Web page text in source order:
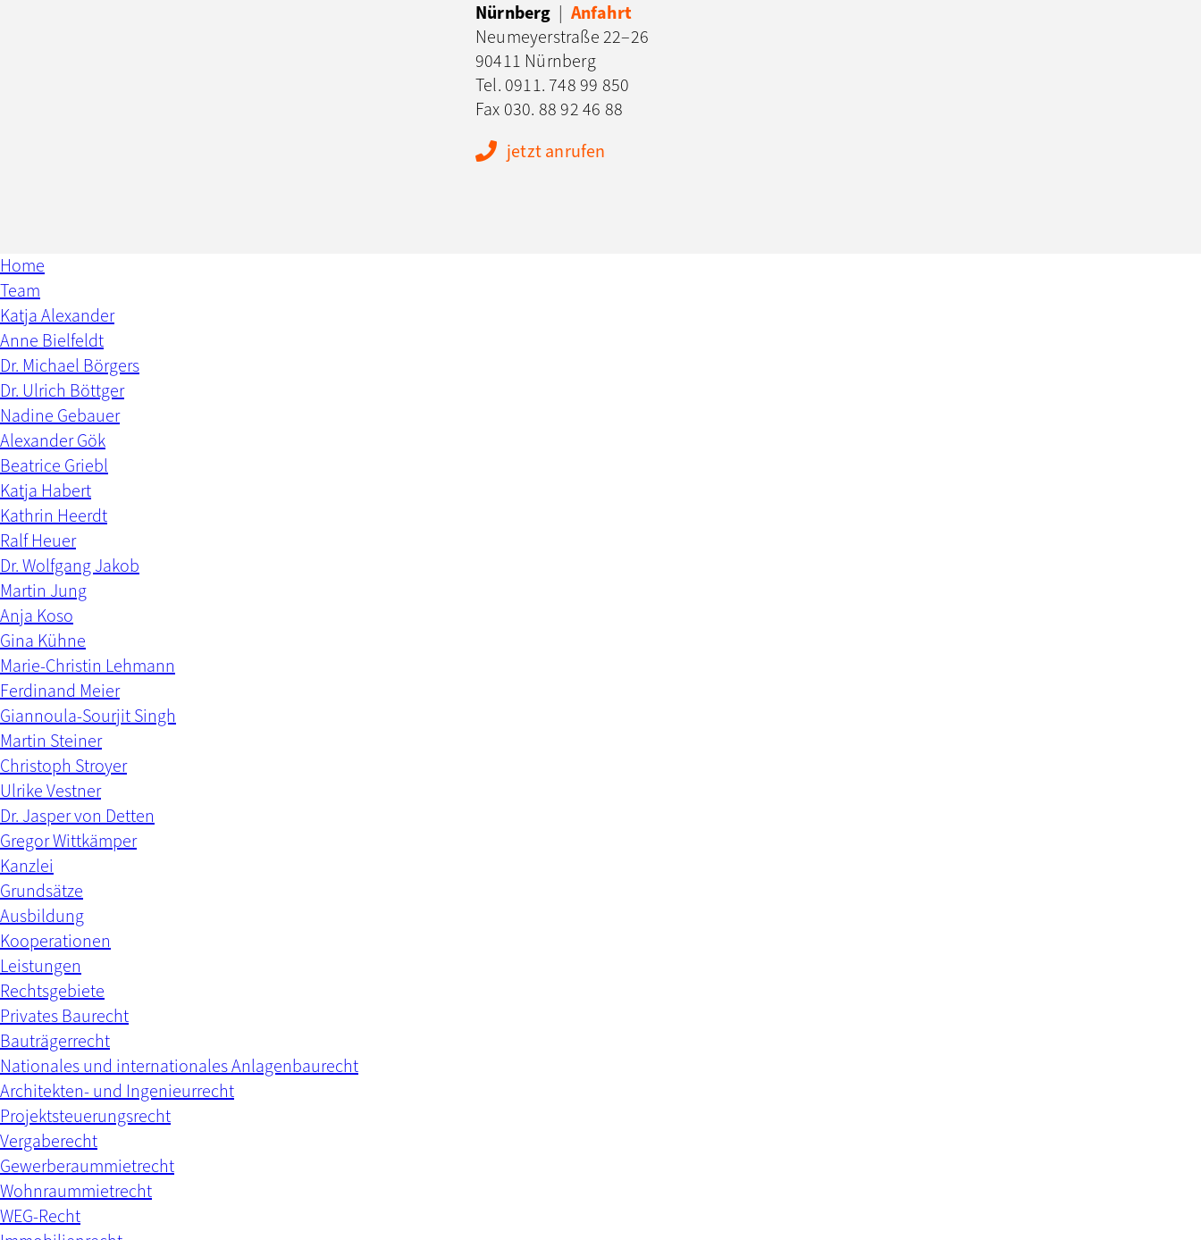
Nürnberg | Anfahrt
Neumeyerstraße 22–26
90411 Nürnberg
Tel. 0911. 748 99 850
Fax 030. 88 92 46 88
jetzt anrufen
Home
Team
Katja Alexander
Anne Bielfeldt
Dr. Michael Börgers
Dr. Ulrich Böttger
Nadine Gebauer
Alexander Gök
Beatrice Griebl
Katja Habert
Kathrin Heerdt
Ralf Heuer
Dr. Wolfgang Jakob
Martin Jung
Anja Koso
Gina Kühne
Marie-Christin Lehmann
Ferdinand Meier
Giannoula-Sourjit Singh
Martin Steiner
Christoph Stroyer
Ulrike Vestner
Dr. Jasper von Detten
Gregor Wittkämper
Kanzlei
Grundsätze
Ausbildung
Kooperationen
Leistungen
Rechtsgebiete
Privates Baurecht
Bauträgerrecht
Nationales und internationales Anlagenbaurecht
Architekten- und Ingenieurrecht
Projektsteuerungsrecht
Vergaberecht
Gewerberaummietrecht
Wohnraummietrecht
WEG-Recht